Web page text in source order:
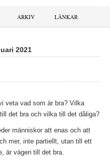
ARKIV LÄNKAR
2021
veta vad som är bra? Vilka
det bra och vilka till det dåliga?
människor att enas och att
mer, inte partiellt, utan till ett
är vägen till det bra.